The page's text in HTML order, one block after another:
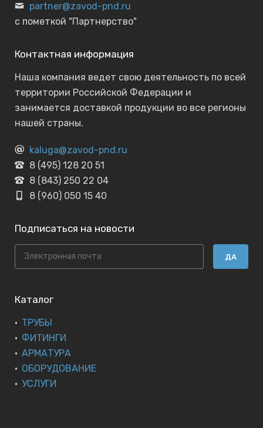
partner@zavod-pnd.ru
с пометкой "Партнерство"
Контактная информация
Наша компания ведет свою деятельность по всей
территории Российской Федерации и
занимается доставкой продукции во все регионы
нашей страны.
kaluga@zavod-pnd.ru
8 (495) 128 20 51
8 (843) 250 22 04
8 (960) 050 15 40
Подписаться на новости
ДА
Каталог
ТРУБЫ
ФИТИНГИ
АРМАТУРА
ОБОРУДОВАНИЕ
УСЛУГИ